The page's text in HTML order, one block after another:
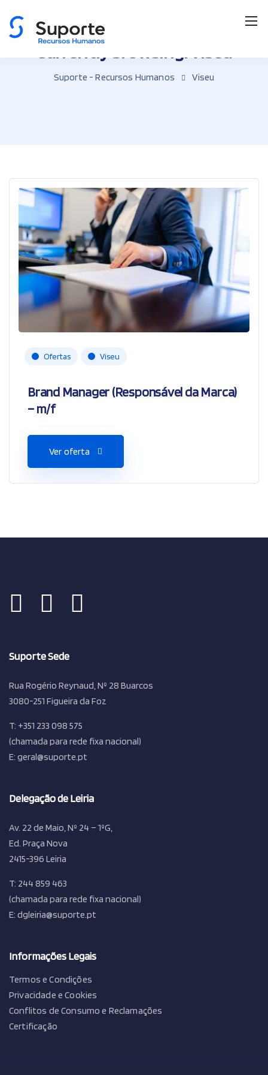
Currently browsing: Viseu
Suporte - Recursos Humanos Viseu
Ofertas Viseu
Brand Manager (Responsável da Marca)
– m/f
Ver oferta
Suporte Sede
Rua Rogério Reynaud, Nº 28 Buarcos
3080-251 Figueira da Foz
T: +351 233 098 575
(chamada para rede fixa nacional)
E: geral@suporte.pt
Delegação de Leiria
Av. 22 de Maio, Nº 24 – 1ºG,
Ed. Praça Nova
2415-396 Leiria
T: 244 859 463
(chamada para rede fixa nacional)
E: dgleiria@suporte.pt
Informações Legais
Termos e Condições
Privacidade e Cookies
Conflitos de Consumo e Reclamações
Certificação